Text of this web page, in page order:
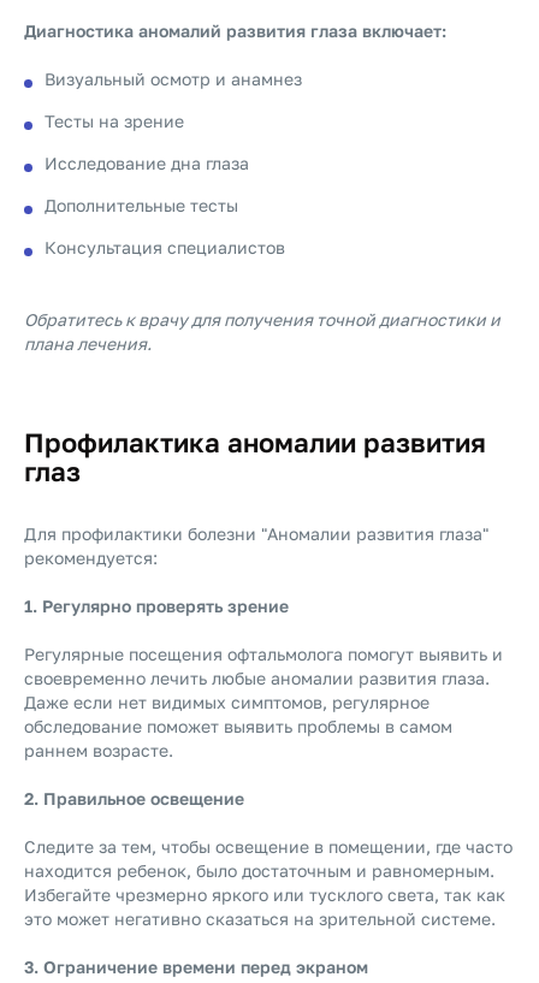
Диагностика аномалий развития глаза включает:
Визуальный осмотр и анамнез
Тесты на зрение
Исследование дна глаза
Дополнительные тесты
Консультация специалистов
Обратитесь к врачу для получения точной диагностики и
плана лечения.
Профилактика аномалии развития
глаз
Для профилактики болезни "Аномалии развития глаза"
рекомендуется:
1. Регулярно проверять зрение
Регулярные посещения офтальмолога помогут выявить и
своевременно лечить любые аномалии развития глаза.
Даже если нет видимых симптомов, регулярное
обследование поможет выявить проблемы в самом
раннем возрасте.
2. Правильное освещение
Следите за тем, чтобы освещение в помещении, где часто
находится ребенок, было достаточным и равномерным.
Избегайте чрезмерно яркого или тусклого света, так как
это может негативно сказаться на зрительной системе.
3. Ограничение времени перед экраном